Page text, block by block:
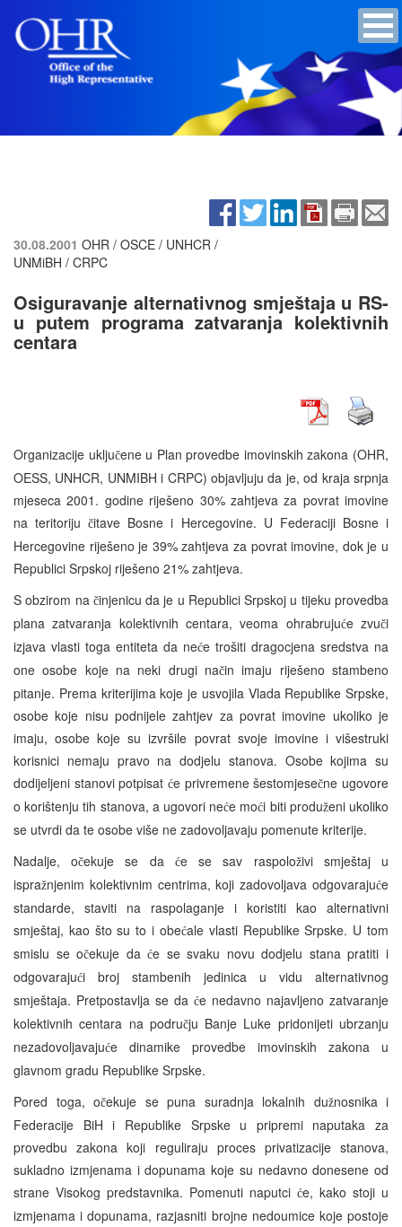
30.08.2001 OHR / OSCE / UNHCR /
UNMiBH / CRPC
Osiguravanje alternativnog smještaja u RS-
u putem programa zatvaranja kolektivnih
centara
Organizacije uključene u Plan provedbe imovinskih zakona (OHR,
OESS, UNHCR, UNMIBH i CRPC) objavljuju da je, od kraja srpnja
mjeseca 2001. godine riješeno 30% zahtjeva za povrat imovine
na teritorijučitave Bosne i Hercegovine. U Federaciji Bosne i
Hercegovine riješeno je 39% zahtjeva za povrat imovine, dok je u
Republici Srpskoj riješeno 21% zahtjeva.
S obzirom na činjenicu da je u Republici Srpskoj u tijeku provedba
plana zatvaranja kolektivnih centara, veoma ohrabrujuće zvuči
izjava vlasti toga entiteta da neće trošiti dragocjena sredstva na
one osobe koje na neki drugi način imaju riješeno stambeno
pitanje. Prema kriterijima koje je usvojila Vlada Republike Srpske,
osobe koje nisu podnijele zahtjev za povrat imovine ukoliko je
imaju, osobe koje su izvršile povrat svoje imovine i višestruki
korisnici nemaju pravo na dodjelu stanova. Osobe kojima su
dodijeljeni stanovi potpisat će privremene šestomjesečne ugovore
o korištenju tih stanova, a ugovori neće moći biti produženi ukoliko
se utvrdi da te osobe više ne zadovoljavaju pomenute kriterije.
Nadalje, očekuje se da će se sav raspoloživi smještaj u
ispražnjenim kolektivnim centrima, koji zadovoljava odgovarajuće
standarde, staviti na raspolaganje i koristiti kao alternativni
smještaj, kao što su to i obećale vlasti Republike Srpske. U tom
smislu se očekuje daće se svaku novu dodjelu stana pratiti i
odgovarajući broj stambenih jedinica u vidu alternativnog
smještaja. Pretpostavlja se da će nedavno najavljeno zatvaranje
kolektivnih centara na području Banje Luke pridonijeti ubrzanju
nezadovoljavajuće dinamike provedbe imovinskih zakona u
glavnom gradu Republike Srpske.
Pored toga, očekuje se puna suradnja lokalnih dužnosnika i
Federacije BiH i Republike Srpske u pripremi naputaka za
provedbu zakona koji reguliraju proces privatizacije stanova,
sukladno izmjenama i dopunama koje su nedavno donesene od
strane Visokog predstavnika. Pomenuti naputci će, kako stoji u
izmjenama i dopunama, razjasniti brojne nedoumice koje postoje